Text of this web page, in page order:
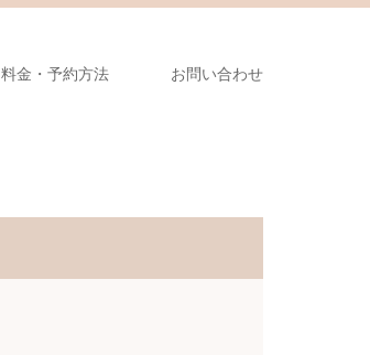
料金・予約方法 お問い合わせ